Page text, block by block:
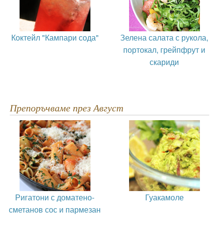
Коктейл "Кампари сода"
Зелена салата с рукола,
портокал, грейпфрут и
скариди
Препоръчваме през Август
Ригатони с доматено-
сметанов сос и пармезан
Гуакамоле